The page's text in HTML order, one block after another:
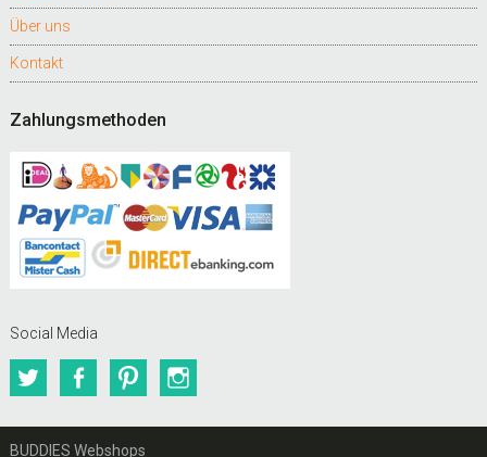
Über uns
Kontakt
Zahlungsmethoden
Social Media
TwitterFacebookPinterest
BUDDIES Webshops